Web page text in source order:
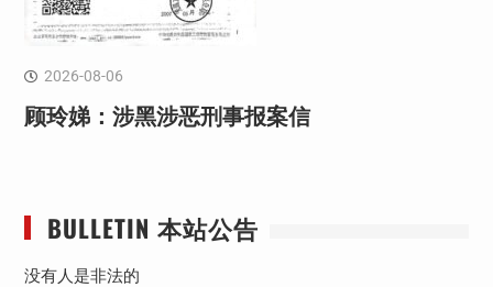
2026-08-06
顾玲娣：涉黑涉恶刑事报案信
BULLETIN 本站公告
没有人是非法的